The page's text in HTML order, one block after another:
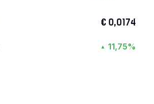
€ 0,0174
▲ 11,75%